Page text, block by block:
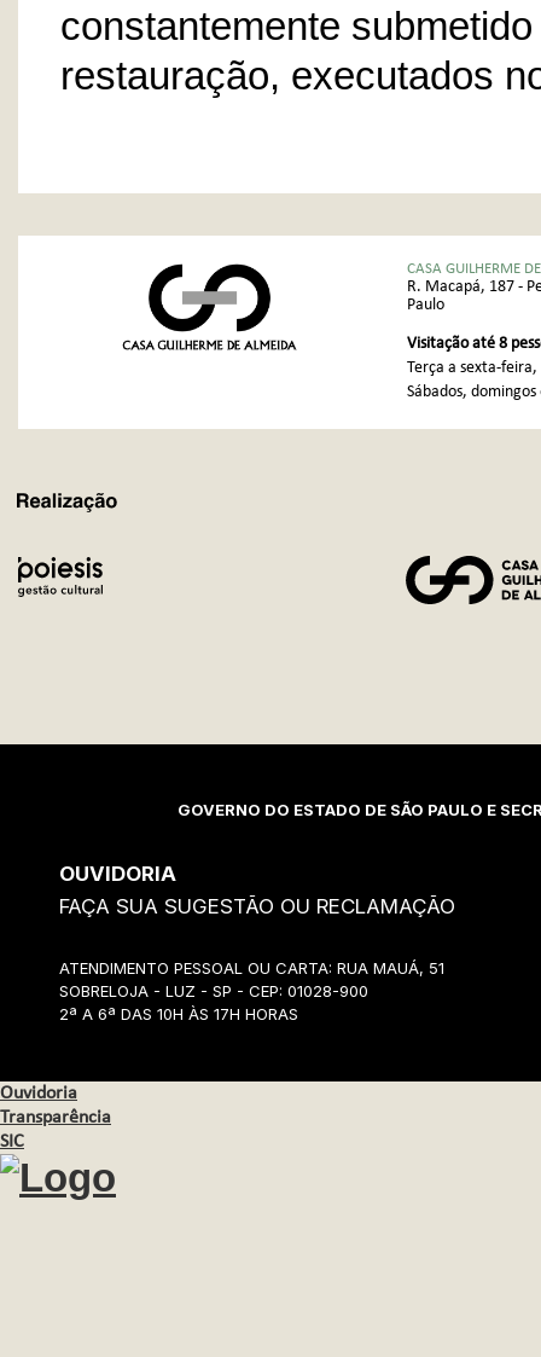
constantemente
restauração, executados
CASA GUILHERME
R. Macapá, 187 -
Paulo
Visitação até 8
Terça a sexta-feira,
Sábados,
REALIZAÇÃO
GOVERNO DO ESTADO DE SÃO PAULO E
OUVIDORIA
FAÇA SUA SUGESTÃO OU RECLAMAÇÃO
ATENDIMENTO PESSOAL OU CARTA: RUA MAUÁ, 51
SOBRELOJA - LUZ - SP - CEP: 01028-900
2ª A 6ª DAS 10H ÀS 17H HORAS
Ouvidoria
Transparência
SIC